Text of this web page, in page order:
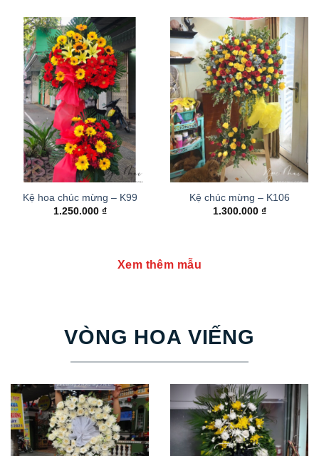
Kệ hoa chúc mừng – K99
1.250.000 ₫
Kệ chúc mừng – K106
1.300.000 ₫
Xem thêm mẫu
VÒNG HOA VIẾNG